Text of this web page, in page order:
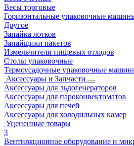
Весы торговые
Горизонтальные упаковочные
Другое
Запайка лотков
Запайщики пакетов
Измельчители пищевых отходов
Столы упаковочные
Термоусадочные упаковочные
Аксессуары и Запчасти
Аксессуары для льдогенераторов
Аксессуары для пароконвектоматов
Аксессуары для печей
Аксессуары для холодильных камер
Уцененные товары
3
Вентиляционное оборудование и